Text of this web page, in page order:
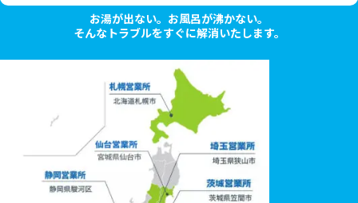
お湯が出ない。お風呂が沸かない。
そんなトラブルをすぐに解消いたします。